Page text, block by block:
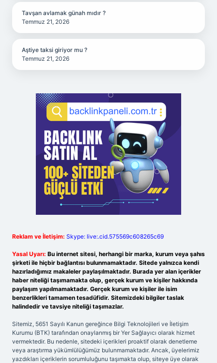
Tavşan avlamak günah mıdır ?
Temmuz 21, 2026
Aştiye taksi giriyor mu ?
Temmuz 21, 2026
Reklam ve İletişim: Skype: live:.cid.575569c608265c69
Yasal Uyarı: Bu internet sitesi, herhangi bir marka, kurum veya şahıs
şirketi ile hiçbir bağlantısı bulunmamaktadır. Sitede yalnızca kendi
hazırladığımız makaleler paylaşılmaktadır. Burada yer alan içerikler
haber niteliği taşımamakta olup, gerçek kurum ve kişiler hakkında
paylaşım yapılmamaktadır. Gerçek kurum ve kişiler ile isim
benzerlikleri tamamen tesadüfidir. Sitemizdeki bilgiler taslak
halindedir ve tavsiye niteliği taşımazlar.
Sitemiz, 5651 Sayılı Kanun gereğince Bilgi Teknolojileri ve İletişim
Kurumu (BTK) tarafından onaylanmış bir Yer Sağlayıcı olarak hizmet
vermektedir. Bu nedenle, sitedeki içerikleri proaktif olarak denetleme
veya araştırma yükümlülüğümüz bulunmamaktadır. Ancak, üyelerimiz
yazdıkları içeriklerin sorumluluğunu taşımakta olup, siteye üye olarak